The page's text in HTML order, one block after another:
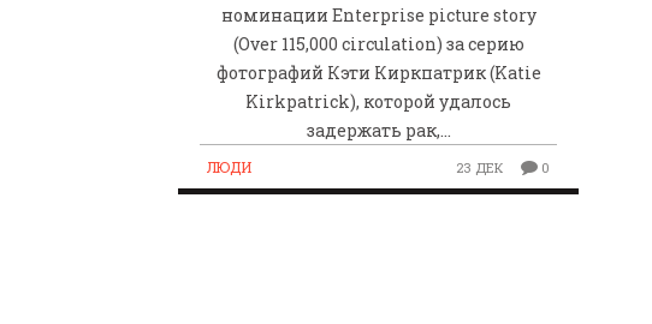
номинации Enterprise picture story
(Over 115,000 circulation) за серию
фотографий Кэти Киркпатрик (Katie
Kirkpatrick), которой удалось
задержать рак,…
ЛЮДИ 23 ДЕК 0
БИАТЛОНУ И ЛЫЖНЫМ ГОНКАМ ИЗ
КАЗАНИ ИРИНА ПОЛЯКОВА
БЕЗ НОГ